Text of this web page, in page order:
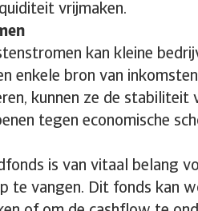
vrijmaken.
kan kleine
enkele bron van
kunnen ze de stabiliteit
tegen economische
is van vitaal belang
te vangen. Dit fonds kan